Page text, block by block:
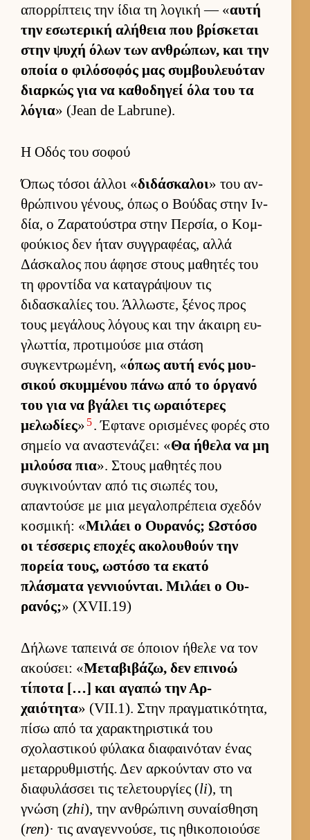
απορ­ρίπτεις την ίδια τη λογική — «αυτή
την εσωτερική αλήθεια που βρίσκεται
στην ψυχή όλων των αν­θρώπων, και την
οποία ο φιλόσοφός μας συμ­βου­λευόταν
διαρ­κώς για να καθοδηγεί όλα του τα
λόγια» (Jean de Labrune).
Η Οδός του σοφού
Όπως τόσοι άλ­λοι «διδάσκαλοι» του αν­
θρώπινου γένους, όπως ο Βού­δας στην Ιν­
δία, ο Ζαρατού­στρα στην Περ­σία, ο Κομ­
φού­κιος δεν ήταν συγ­γραφέας, αλλά
Δάσκαλος που άφησε στους μαθητές του
τη φροντίδα να καταγράψουν τις
διδασκαλίες του. Άλ­λωστε, ξένος προς
τους μεγάλους λόγους και την άκαιρη ευ­
γλωτ­τία, προτιμούσε μια στάση
συγκεντρωμένη, «όπως αυτή ενός μου­
σικού σκυμ­μένου πάνω από το όρ­γανό
του για να βγάλει τις ωραιότερες
μελωδίες» 5. Έφτανε ορισμένες φορές στο
σημείο να αναστενάζει: «Θα ήθελα να μη
μιλούσα πια». Στους μαθητές που
συγκινού­νταν από τις σιω­πές του,
απαντούσε με μια μεγαλοπρέπεια σχεδόν
κοσμική: «Μιλάει ο Ου­ρανός; Ωστόσο
οι τέσ­σερις εποχές ακολου­θούν την
πορεία τους, ωστόσο τα εκατό
πλάσματα γεν­νιού­νται. Μιλάει ο Ου­
ρανός;» (XVII.19)
Δήλωνε ταπεινά σε όποιον ήθελε να τον
ακού­σει: «Μεταβιβάζω, δεν επινοώ
τίποτα […] και αγαπώ την Αρ­
χαιότητα» (VII.1). Στην πραγ­ματικότητα,
πίσω από τα χαρακτηριστικά του
σχολαστικού φύλακα δια­φαι­νόταν ένας
μεταρ­ρυθ­μιστής. Δεν αρ­κού­νταν στο να
δια­φυλάσ­σει τις τελετουρ­γίες (li), τη
γνώση (zhi), την αν­θρώπινη συναί­σθηση
(ren)· τις αναγεν­νού­σε, τις ηθικοποιούσε